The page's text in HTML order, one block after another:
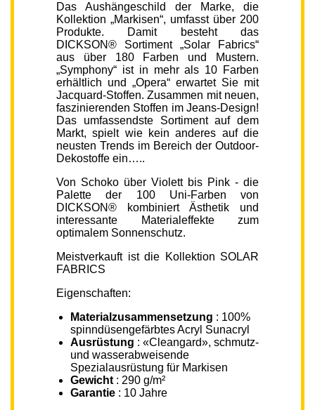
Das Aushängeschild der Marke, die
Kollektion „Markisen“, umfasst über 200
Produkte. Damit besteht das
DICKSON® Sortiment „Solar Fabrics“
aus über 180 Farben und Mustern.
„Symphony“ ist in mehr als 10 Farben
erhältlich und „Opera“ erwartet Sie mit
Jacquard-Stoffen. Zusammen mit neuen,
faszinierenden Stoffen im Jeans-Design!
Das umfassendste Sortiment auf dem
Markt, spielt wie kein anderes auf die
neusten Trends im Bereich der Outdoor-
Dekostoffe ein…..
Von Schoko über Violett bis Pink - die
Palette der 100 Uni-Farben von
DICKSON® kombiniert Ästhetik und
interessante Materialeffekte zum
optimalem Sonnenschutz.
Meistverkauft ist die Kollektion SOLAR
FABRICS
Eigenschaften:
Materialzusammensetzung : 100%
spinndüsengefärbtes Acryl Sunacryl
Ausrüstung : «Cleangard», schmutz-
und wasserabweisende
Spezialausrüstung für Markisen
Gewicht : 290 g/m²
Garantie : 10 Jahre